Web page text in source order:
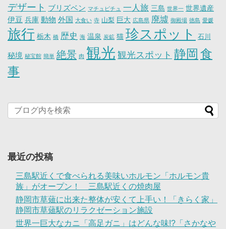
デザート ブリズベン マチュピチュ 一人旅 三島 世界一 世界遺産
伊豆 兵庫 動物 外国 大食い 寺 山梨 巨大 広島県 廃墟 御殿場 徳島 愛媛
旅行 栃木 橋 歴史 海 温泉 炭鉱 猫 珍スポット 石川
秘境 秘宝館 簡単 絶景 肉 観光 観光スポット 静岡 食
事
最近の投稿
三島駅近くで食べられる美味いホルモン「ホルモン貴
族」がオープン！ 三島駅近くの焼肉屋
静岡市草薙に出来た整体が安くて上手い！「きらく家」
静岡市草薙駅のリラクゼーション施設
世界一巨大なカニ「高足ガニ」はどんな味!?「さかなや